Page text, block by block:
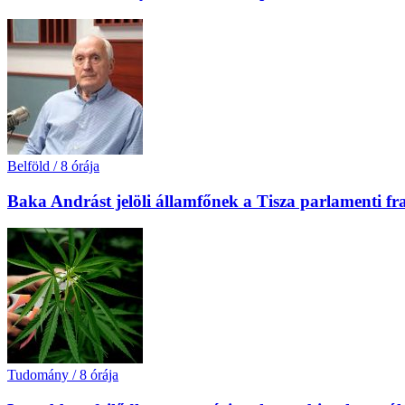
Belföld / 8 órája
Baka Andrást jelöli államfőnek a Tisza parlamenti
Tudomány / 8 órája